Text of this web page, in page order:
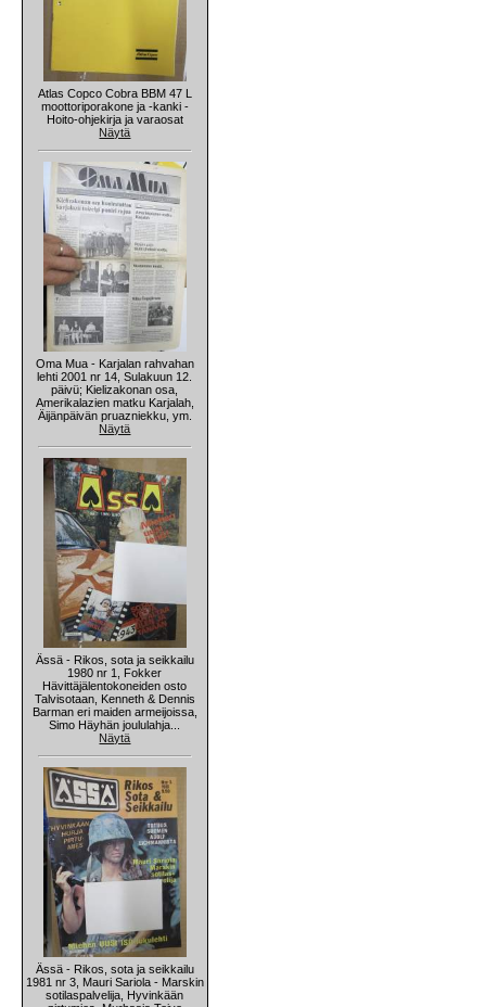
Atlas Copco Cobra BBM 47 L
moottoriporakone ja -kanki -
Hoito-ohjekirja ja varaosat
Näytä
Oma Mua - Karjalan rahvahan
lehti 2001 nr 14, Sulakuun 12.
päivü; Kielizakonan osa,
Amerikalazien matku Karjalah,
Äijänpäivän pruazniekku, ym.
Näytä
Ässä - Rikos, sota ja seikkailu
1980 nr 1, Fokker
Hävittäjälentokoneiden osto
Talvisotaan, Kenneth & Dennis
Barman eri maiden armeijoissa,
Simo Häyhän joululahja...
Näytä
Ässä - Rikos, sota ja seikkailu
1981 nr 3, Mauri Sariola - Marskin
sotilaspalvelija, Hyvinkään